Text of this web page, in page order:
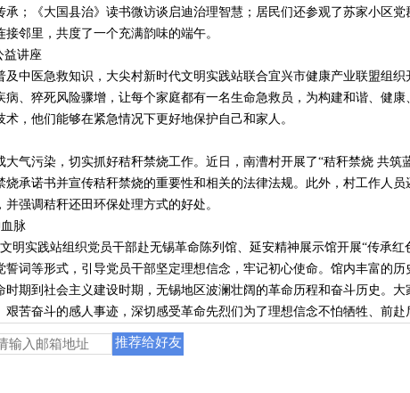
承；《大国县治》读书微访谈启迪治理智慧；居民们还参观了苏家小区
邻里，共度了一个充满韵味的端午。
讲座
医急救知识，大尖村新时代文明实践站联合宜兴市健康产业联盟组织
病、猝死风险骤增，让每个家庭都有一名生命急救员，为构建和谐、健
，他们能够在紧急情况下更好地保护自己和家人。
污染，切实抓好秸秆禁烧工作。近日，南漕村开展了“秸秆禁烧 共筑
承诺书并宣传秸秆禁烧的重要性和相关的法律法规。此外，村工作人员
强调秸秆还田环保处理方式的好处。
脉
实践站组织党员干部赴无锡革命陈列馆、延安精神展示馆开展“传承红
词等形式，引导党员干部坚定理想信念，牢记初心使命。馆内丰富的历
时期到社会主义建设时期，无锡地区波澜壮阔的革命历程和奋斗历史。
艰苦奋斗的感人事迹，深切感受革命先烈们为了理想信念不怕牺牲、前赴
推荐给好友